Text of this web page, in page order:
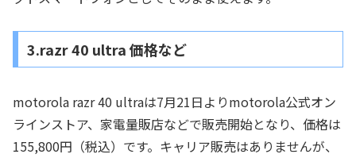
3.razr 40 ultra 価格など
motorola razr 40 ultraは7月21日よりmotorola公式オン
ラインストア、家電量販店などで販売開始となり、価格は
155,800円（税込）です。キャリア販売はありませんが、